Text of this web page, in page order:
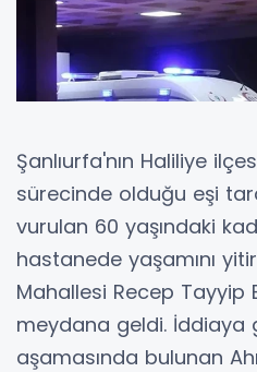
Şanlıurfa'nın Haliliye
sürecinde olduğu eşi
vurulan 60 yaşındaki
hastanede yaşamını
Mahallesi Recep Tayyip
meydana geldi. İddiaya
aşamasında bulunan